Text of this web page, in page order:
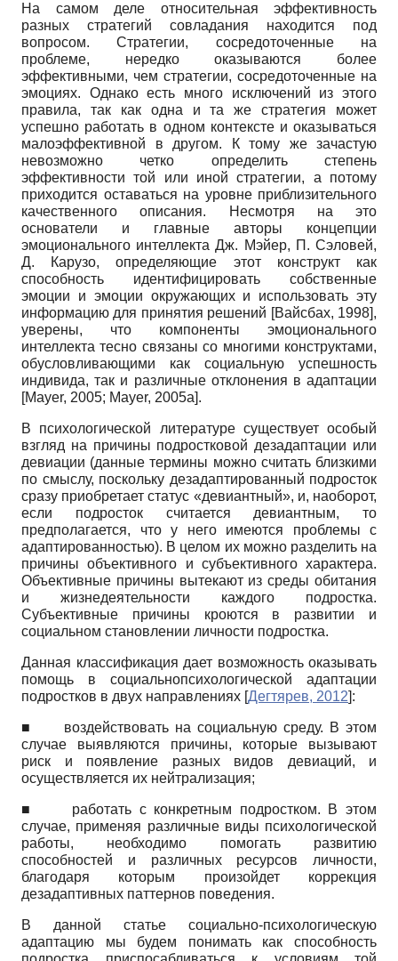
На самом деле относительная эффективность
разных стратегий совладания находится под
вопросом. Стратегии, сосредоточенные на
проблеме, нередко оказываются более
эффективными, чем стратегии, сосредоточенные на
эмоциях. Однако есть много исключений из этого
правила, так как одна и та же стратегия может
успешно работать в одном контексте и оказываться
малоэффективной в другом. К тому же зачастую
невозможно четко определить степень
эффективности той или иной стратегии, а потому
приходится оставаться на уровне приблизительного
качественного описания. Несмотря на это
основатели и главные авторы концепции
эмоционального интеллекта Дж. Мэйер, П. Сэловей,
Д. Карузо, определяющие этот конструкт как
способность идентифицировать собственные
эмоции и эмоции окружающих и использовать эту
информацию для принятия решений [Вайсбах, 1998],
уверены, что компоненты эмоционального
интеллекта тесно связаны со многими конструктами,
обусловливающими как социальную успешность
индивида, так и различные отклонения в адаптации
[Mayer, 2005; Mayer, 2005а].
В психологической литературе существует особый
взгляд на причины подростковой дезадаптации или
девиации (данные термины можно считать близкими
по смыслу, поскольку дезадаптированный подросток
сразу приобретает статус «девиантный», и, наоборот,
если подросток считается девиантным, то
предполагается, что у него имеются проблемы с
адаптированностью). В целом их можно разделить на
причины объективного и субъективного характера.
Объективные причины вытекают из среды обитания
и жизнедеятельности каждого подростка.
Субъективные причины кроются в развитии и
социальном становлении личности подростка.
Данная классификация дает возможность оказывать
помощь в социально­психологической адаптации
подростков в двух направлениях [Дегтярев, 2012]:
■ воздействовать на социальную среду. В этом
случае выявляются причины, которые вызывают
риск и появление разных видов девиаций, и
осуществляется их нейтрализация;
■ работать с конкретным подростком. В этом
случае, применяя различные виды психологической
работы, необходимо помогать развитию
способностей и различных ресурсов личности,
благодаря которым произойдет коррекция
дезадаптивных паттернов поведения.
В данной статье социально-психологическую
адаптацию мы будем понимать как способность